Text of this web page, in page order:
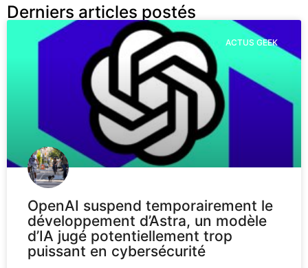
Derniers articles postés
ACTUS GEEK
OpenAI suspend temporairement le
développement d’Astra, un modèle
d’IA jugé potentiellement trop
puissant en cybersécurité